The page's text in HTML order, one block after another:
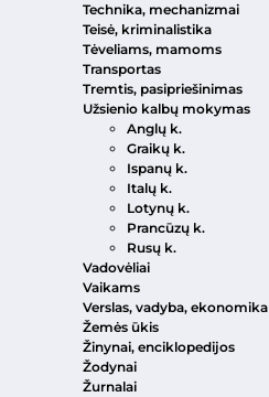
Technika, mechanizmai
Teisė, kriminalistika
Tėveliams, mamoms
Transportas
Tremtis, pasipriešinimas
Užsienio kalbų mokymas
Anglų k.
Graikų k.
Ispanų k.
Italų k.
Lotynų k.
Prancūzų k.
Rusų k.
Vadovėliai
Vaikams
Verslas, vadyba, ekonomika
Žemės ūkis
Žinynai, enciklopedijos
Žodynai
Žurnalai